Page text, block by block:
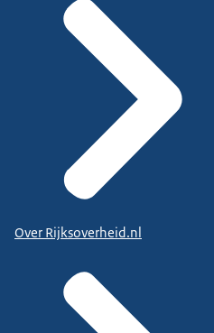
Over Rijksoverheid.nl